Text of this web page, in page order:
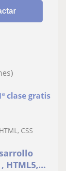
clase gratis
CSS
HTML5,